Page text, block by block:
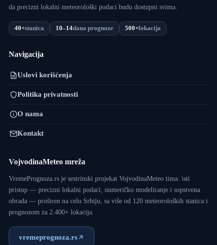
da precizni lokalni meteorološki podaci budu dostupni svima.
40+stanica 10–14dana prognoze 500+lokacija
Navigacija
Uslovi korišćenja
Politika privatnosti
O nama
Kontakt
VojvodinaMeteo mreža
VremePrognoza.rs je sestrinski projekat VojvodinaMeteo tima: isti
pristup — precizni lokalni podaci, numeričko modeliranje i sopstvena
obrada — proširen na celu Srbiju, sa više od 120 meteoroloških stanica i
prognozom za 2.400+ lokacija.
vremeprognoza.rs